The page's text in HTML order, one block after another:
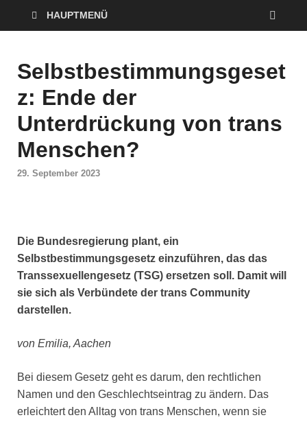
HAUPTMENÜ
Selbstbestimmungsgeset
z: Ende der
Unterdrückung von trans
Menschen?
29. September 2023
Die Bundesregierung plant, ein
Selbstbestimmungsgesetz einzuführen, das das
Transsexuellengesetz (TSG) ersetzen soll. Damit will
sie sich als Verbündete der trans Community
darstellen.
von Emilia, Aachen
Bei diesem Gesetz geht es darum, den rechtlichen
Namen und den Geschlechtseintrag zu ändern. Das
erleichtert den Alltag von trans Menschen, wenn sie